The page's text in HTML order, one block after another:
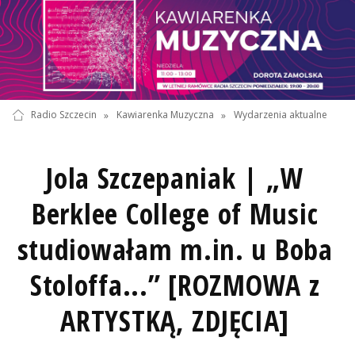
Radio Szczecin » Kawiarenka Muzyczna » Wydarzenia aktualne
Jola Szczepaniak | „W
Berklee College of Music
studiowałam m.in. u Boba
Stoloffa...” [ROZMOWA z
ARTYSTKĄ, ZDJĘCIA]